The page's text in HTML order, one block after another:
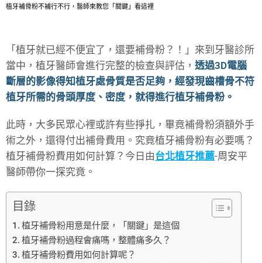
植牙補骨粉不補行不行，醫師來教您「關鍵」看這裡
「植牙就已經不便宜了，還要補骨粉？！」來到牙醫診所
當中，植牙醫師會進行完整的檢查與評估， 透過3D電腦
斷層的影像得知植牙處骨質是否足夠，經發現齒槽骨不符
植牙所需的骨頭厚度、密度，就得進行植牙補骨粉。
此時，大多民眾心裡或許有些掙扎，畢竟補骨粉須額外手
術之外，還得付出補骨費用。究竟植牙補骨粉有必要嗎？
植牙補骨粉費用如何計算？今日由台北植牙推薦-周安平
醫師帶你一探究竟。
目錄
植牙補骨粉用意是什麼，「關鍵」是這個
植牙補骨粉過程會痛嗎，整體痛多久？
植牙補骨粉費用如何計算呢？